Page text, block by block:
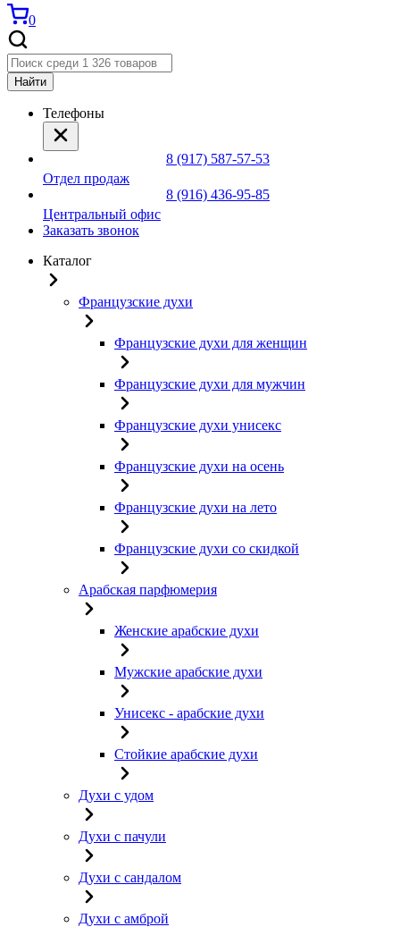
0
Найти
Телефоны
8 (917) 587-57-53
Отдел продаж
8 (916) 436-95-85
Центральный офис
Заказать звонок
Каталог
Французские духи
Французские духи для женщин
Французские духи для мужчин
Французские духи унисекс
Французские духи на осень
Французские духи на лето
Французские духи со скидкой
Арабская парфюмерия
Женские арабские духи
Мужские арабские духи
Унисекс - арабские духи
Стойкие арабские духи
Духи с удом
Духи с пачули
Духи с сандалом
Духи с амброй